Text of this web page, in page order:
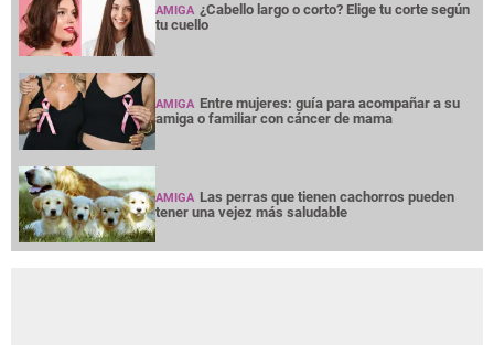
AMIGA ¿Cabello largo o corto? Elige tu corte según
tu cuello
AMIGA Entre mujeres: guía para acompañar a su
amiga o familiar con cáncer de mama
AMIGA Las perras que tienen cachorros pueden
tener una vejez más saludable